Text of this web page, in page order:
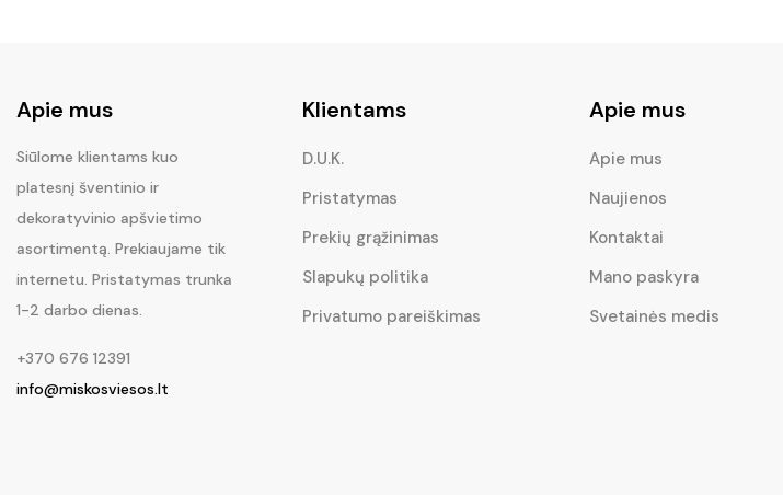
Apie mus
Siūlome klientams kuo
platesnį šventinio ir
dekoratyvinio apšvietimo
asortimentą. Prekiaujame tik
internetu. Pristatymas trunka
1-2 darbo dienas.
+370 676 12391
info@miskosviesos.lt
Klientams
D.U.K.
Pristatymas
Prekių grąžinimas
Slapukų politika
Privatumo pareiškimas
Apie mus
Apie mus
Naujienos
Kontaktai
Mano paskyra
Svetainės medis